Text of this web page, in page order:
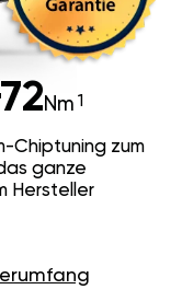
Nm
Chiptuning zum
ganze
Hersteller